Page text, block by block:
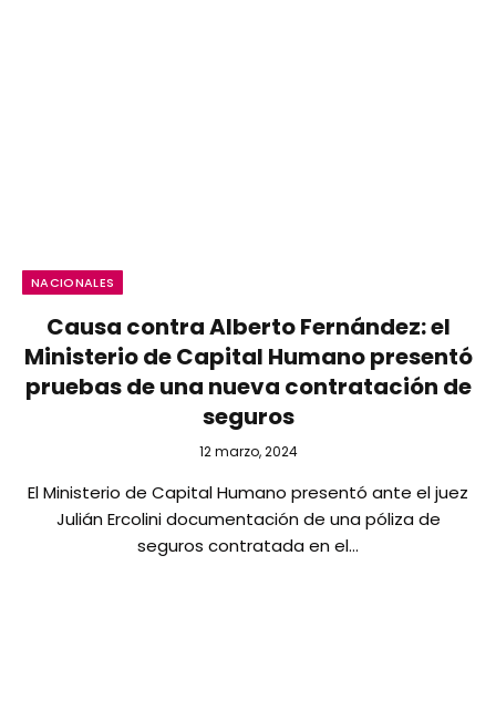
NACIONALES
Causa contra Alberto Fernández: el
Ministerio de Capital Humano presentó
pruebas de una nueva contratación de
seguros
12 marzo, 2024
El Ministerio de Capital Humano presentó ante el juez
Julián Ercolini documentación de una póliza de
seguros contratada en el…